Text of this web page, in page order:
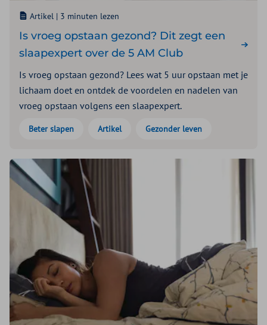
Artikel | 3 minuten lezen
Is vroeg opstaan gezond? Dit zegt een
slaapexpert over de 5 AM Club
Is vroeg opstaan gezond? Lees wat 5 uur opstaan met je
lichaam doet en ontdek de voordelen en nadelen van
vroeg opstaan volgens een slaapexpert.
Beter slapen Artikel Gezonder leven